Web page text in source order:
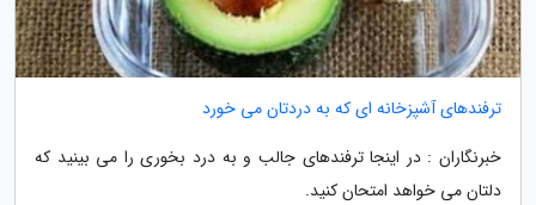
ترفندهای آشپزخانه ای که به دردتان می خورد
خبرنگاران : در اینجا ترفندهای جالب و به درد بخوری را می بینید که
دلتان می خواهد امتحان کنید.